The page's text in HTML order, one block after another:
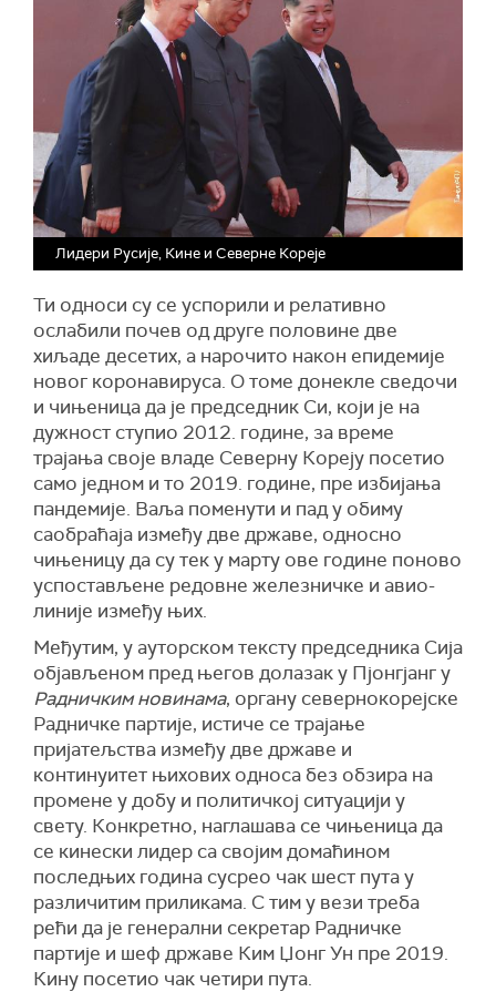
Лидери Русије, Кине и Северне Кореје
Ти односи су се успорили и релативно
ослабили почев од друге половине две
хиљаде десетих, а нарочито након епидемије
новог коронавируса. О томе донекле сведочи
и чињеница да је председник Си, који је на
дужност ступио 2012. године, за време
трајања своје владе Северну Кореју посетио
само једном и то 2019. године, пре избијања
пандемије. Ваља поменути и пад у обиму
саобраћаја између две државе, односно
чињеницу да су тек у марту ове године поново
успостављене редовне железничке и авио-
линије између њих.
Међутим, у ауторском тексту председника Сија
објављеном пред његов долазак у Пјонгјанг у
Радничким новинама, органу севернокорејске
Радничке партије, истиче се трајање
пријатељства између две државе и
континуитет њихових односа без обзира на
промене у добу и политичкој ситуацији у
свету. Конкретно, наглашава се чињеница да
се кинески лидер са својим домаћином
последњих година сусрео чак шест пута у
различитим приликама. С тим у вези треба
рећи да је генерални секретар Радничке
партије и шеф државе Ким Џонг Ун пре 2019.
Кину посетио чак четири пута.